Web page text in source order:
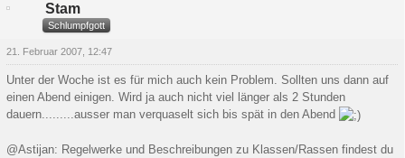
Stam
Schlumpfgott
21. Februar 2007, 12:47
Unter der Woche ist es für mich auch kein Problem. Sollten uns dann auf
einen Abend einigen. Wird ja auch nicht viel länger als 2 Stunden
dauern.........ausser man verquaselt sich bis spät in den Abend
@Astijan: Regelwerke und Beschreibungen zu Klassen/Rassen findest du